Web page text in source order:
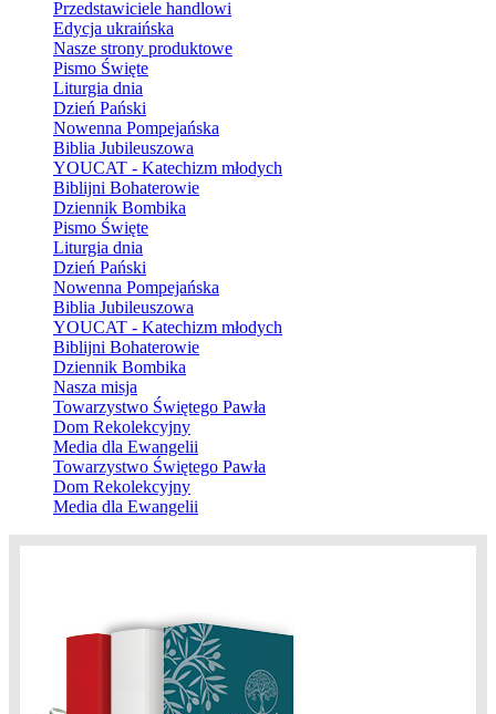
Przedstawiciele handlowi
Edycja ukraińska
Nasze strony produktowe
Pismo Święte
Liturgia dnia
Dzień Pański
Nowenna Pompejańska
Biblia Jubileuszowa
YOUCAT - Katechizm młodych
Biblijni Bohaterowie
Dziennik Bombika
Pismo Święte
Liturgia dnia
Dzień Pański
Nowenna Pompejańska
Biblia Jubileuszowa
YOUCAT - Katechizm młodych
Biblijni Bohaterowie
Dziennik Bombika
Nasza misja
Towarzystwo Świętego Pawła
Dom Rekolekcyjny
Media dla Ewangelii
Towarzystwo Świętego Pawła
Dom Rekolekcyjny
Media dla Ewangelii